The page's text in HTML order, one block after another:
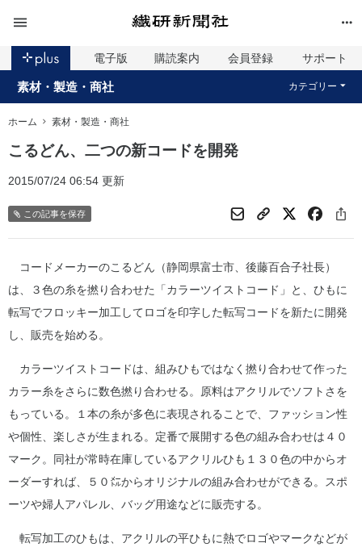
電子版 購読案内 会員登録 サポート
素材・製造・商社 カテゴリー
ホーム 素材・製造・商社
こるどん、二つの新コードを開発
2015/07/24 06:54 更新
この記事を保存
コードメーカーのこるどん（静岡県富士市、後藤百合子社長）
は、３色の糸を撚り合わせた「カラーツイストコード」と、ひもに
転写でフロッキー加工してロゴを印字した転写コードを新たに開発
し、販売を始める。
カラーツイストコードは、組みひもではなく撚り合わせて作った
カラー糸をさらに数色撚り合わせる。原料はアクリルでソフトさを
もっている。１本の糸が多色に表現されることで、ファッション性
や個性、楽しさが生まれる。定番で展開する色の組み合わせは４０
マーク。同社が常時在庫しているアクリルひも１３０色の中からオ
ーダーすれば、５０㍍からオリジナルの組み合わせができる。スポ
ーツや婦人アパレル、バッグ用途などに販売する。
転写加工のひもは、アクリルの平ひもに熱でロゴやマークなどが